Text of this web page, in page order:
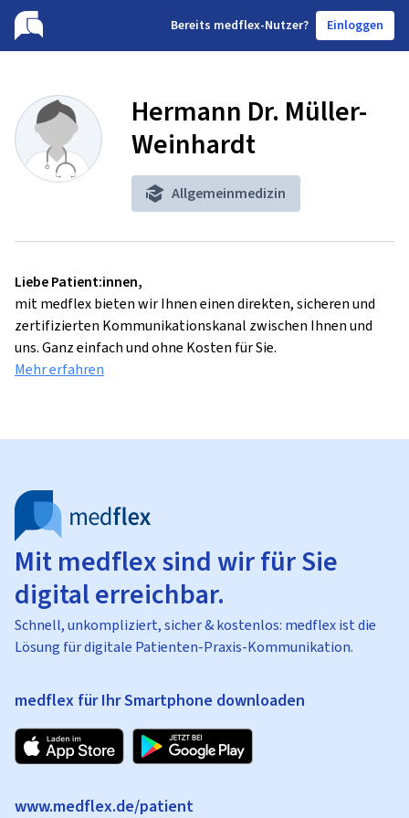
Bereits medflex-Nutzer? Einloggen
Hermann Dr. Müller-
Weinhardt
Allgemeinmedizin
Liebe Patient:innen,
mit medflex bieten wir Ihnen einen direkten, sicheren und
zertifizierten Kommunikationskanal zwischen Ihnen und
uns. Ganz einfach und ohne Kosten für Sie.
Mehr erfahren
Mit medflex sind wir für Sie
digital erreichbar.
Schnell, unkompliziert, sicher & kostenlos: medflex ist die
Lösung für digitale Patienten-Praxis-Kommunikation.
medflex für Ihr Smartphone downloaden
www.medflex.de/patient